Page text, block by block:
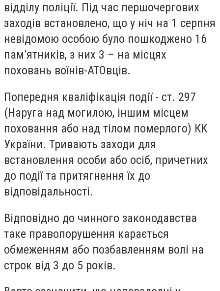
відділу поліції. Під час першочергових
заходів встановлено, що у ніч на 1 серпня
невідомою особою було пошкоджено 16
пам’ятників, з них 3 – на місцях
поховань воїнів-АТОвців.
Попередня кваліфікація події - ст. 297
(Наруга над могилою, іншим місцем
поховання або над тілом померлого) КК
України. Тривають заходи для
встановлення особи або осіб, причетних
до події та притягнення їх до
відповідальності.
Відповідно до чинного законодавства
таке правопорушення карається
обмеженням або позбавленням волі на
строк від 3 до 5 років.